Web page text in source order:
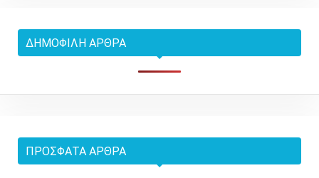
ΔΗΜΟΦΙΛΉ ΆΡΘΡΑ
ΠΡΌΣΦΑΤΑ ΆΡΘΡΑ